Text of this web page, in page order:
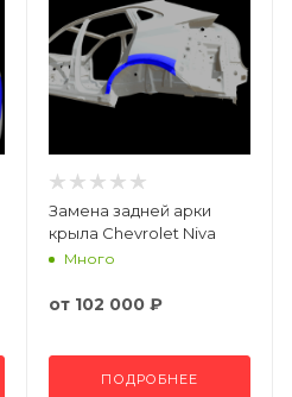
Замена задней арки
крыла Chevrolet Niva
Много
от 102 000 ₽
ПОДРОБНЕЕ